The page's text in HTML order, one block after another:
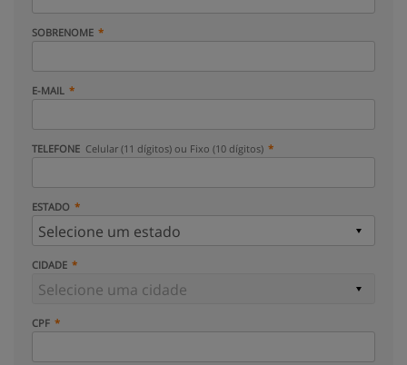
SOBRENOME
E-MAIL
TELEFONE Celular (11 dígitos) ou Fixo (10 dígitos)
ESTADO
CIDADE
CPF